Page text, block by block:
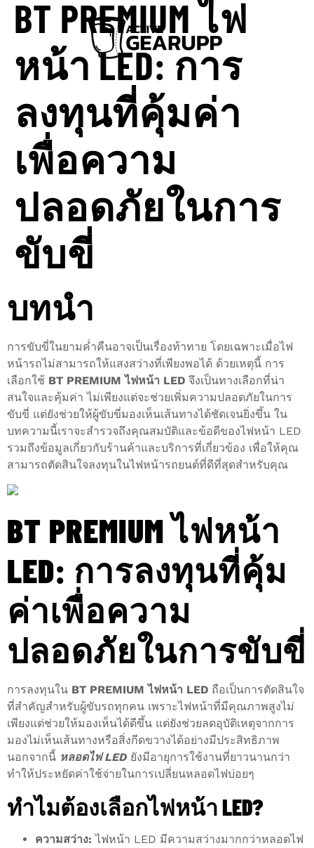
BT PREMIUM ไฟ
หน้า LED: การ
ลงทุนที่คุ้มค่า
เพื่อความ
ปลอดภัยในการ
ขับขี่
บทนำ
การขับขี่ในยามค่ำคืนอาจเป็นเรื่องท้าทาย โดยเฉพาะเมื่อไฟ
หน้ารถไม่สามารถให้แสงสว่างที่เพียงพอได้ ด้วยเหตุนี้ การ
เลือกใช้ BT PREMIUM ไฟหน้า LED จึงเป็นทางเลือกที่น่า
สนใจและคุ้มค่า ไม่เพียงแต่จะช่วยเพิ่มความปลอดภัยในการ
ขับขี่ แต่ยังช่วยให้ผู้ขับขี่มองเห็นเส้นทางได้ชัดเจนยิ่งขึ้น ใน
บทความนี้เราจะสำรวจถึงคุณสมบัติและข้อดีของไฟหน้า LED
รวมถึงข้อมูลเกี่ยวกับร้านค้าและบริการที่เกี่ยวข้อง เพื่อให้คุณ
สามารถตัดสินใจลงทุนในไฟหน้ารถยนต์ที่ดีที่สุดสำหรับคุณ
BT PREMIUM ไฟหน้า
LED: การลงทุนที่คุ้ม
ค่าเพื่อความ
ปลอดภัยในการขับขี่
การลงทุนใน BT PREMIUM ไฟหน้า LED ถือเป็นการตัดสินใจ
ที่สำคัญสำหรับผู้ขับรถทุกคน เพราะไฟหน้าที่มีคุณภาพสูงไม่
เพียงแต่ช่วยให้มองเห็นได้ดีขึ้น แต่ยังช่วยลดอุบัติเหตุจากการ
มองไม่เห็นเส้นทางหรือสิ่งกีดขวางได้อย่างมีประสิทธิภาพ
นอกจากนี้ หลอดไฟ LED ยังมีอายุการใช้งานที่ยาวนานกว่า
ทำให้ประหยัดค่าใช้จ่ายในการเปลี่ยนหลอดไฟบ่อยๆ
ทำไมต้องเลือกไฟหน้า LED?
ความสว่าง: ไฟหน้า LED มีความสว่างมากกว่าหลอดไฟ